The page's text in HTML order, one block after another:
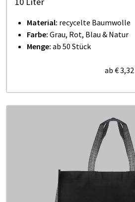
Material: recycelte Baumwolle
Farbe: Grau, Rot, Blau & Natur
Menge: ab 50 Stück
ab € 3,32